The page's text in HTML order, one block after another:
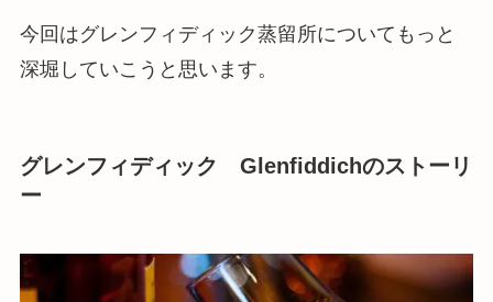
今回はグレンフィディック蒸留所についてもっと
深堀していこうと思います。
グレンフィディック Glenfiddichのストーリ
ー